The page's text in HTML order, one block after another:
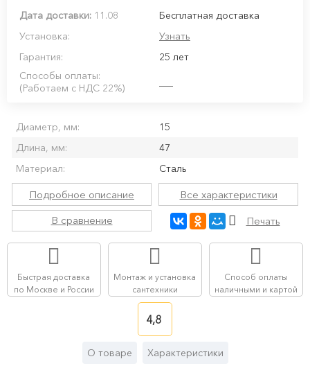
Дата доставки: 11.08
Бесплатная доставка
Установка:
Узнать
Гарантия:
25 лет
Способы оплаты:
(Работаем с НДС 22%)
Диаметр, мм:
15
Длина, мм:
47
Материал:
Сталь
Подробное описание
Все характеристики
В сравнение
Печать
Быстрая доставка
по Москве и России
Монтаж и установка
сантехники
Способ оплаты
наличными и картой
4,8
О товаре Характеристики